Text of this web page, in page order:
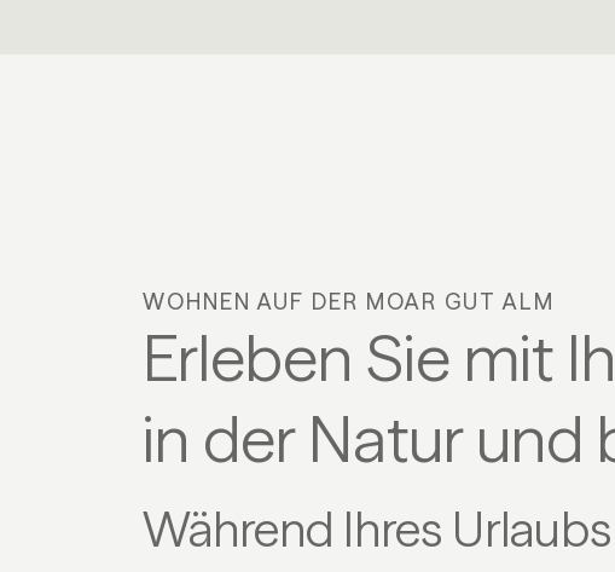
WOHNEN AUF DER MOAR GUT ALM
Erleben Sie mit
in der Natur und
Während Ihres